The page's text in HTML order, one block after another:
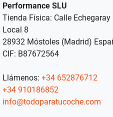
Performance SLU
Tienda Física: Calle Echegaray
Local 8
28932 Móstoles (Madrid)
CIF: B87672564
Llámenos: +34 652876712
+34 910186852
info@todoparatucoche.com